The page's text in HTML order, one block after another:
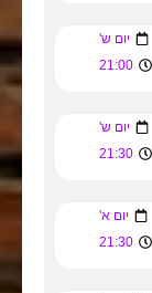
יום ש'
21:00
יום ש'
21:30
יום א'
21:30